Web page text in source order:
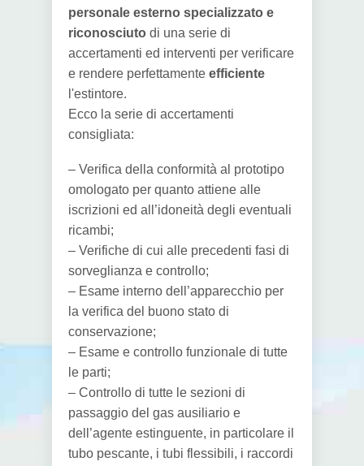
personale esterno specializzato e
riconosciuto di una serie di
accertamenti ed interventi per verificare
e rendere perfettamente efficiente
l'estintore.
Ecco la serie di accertamenti
consigliata:
– Verifica della conformità al prototipo
omologato per quanto attiene alle
iscrizioni ed all’idoneità degli eventuali
ricambi;
– Verifiche di cui alle precedenti fasi di
sorveglianza e controllo;
– Esame interno dell’apparecchio per
la verifica del buono stato di
conservazione;
– Esame e controllo funzionale di tutte
le parti;
– Controllo di tutte le sezioni di
passaggio del gas ausiliario e
dell’agente estinguente, in particolare il
tubo pescante, i tubi flessibili, i raccordi